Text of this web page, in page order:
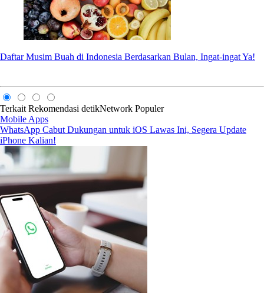
Daftar Musim Buah di Indonesia Berdasarkan Bulan, Ingat-ingat Ya!
Terkait Rekomendasi detikNetwork Populer
Mobile Apps
WhatsApp Cabut Dukungan untuk iOS Lawas Ini, Segera Update
iPhone Kalian!